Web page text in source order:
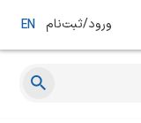
ورود/ثبت‌نام EN